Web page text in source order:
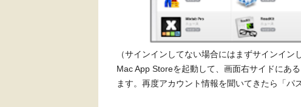
（サインインしてない場合にはまずサインイン
Mac App Storeを起動して、画面右サイドにあ
ます。再度アカウント情報を聞いてきたら「パ